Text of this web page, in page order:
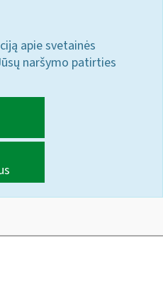
apie svetainės
naršymo patirties